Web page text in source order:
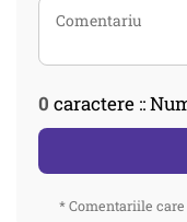
0 caractere ::
* Comentariile